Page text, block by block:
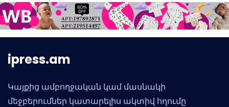
ipress.am
Կայքից ամբողջական կամ մասնակի
մեջբերումներ կատարելիս ակտիվ հղումը